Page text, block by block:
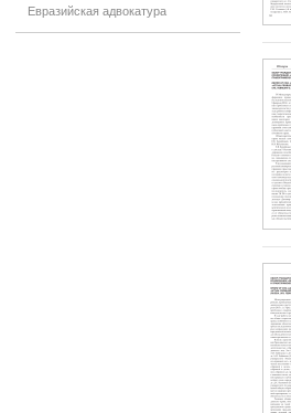
Евразийская адвокатура